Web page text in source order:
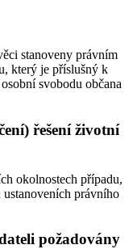
stanoveny právním
který je příslušný k
svobodu občana
řešení životní
okolnostech případu,
právního
požadovány